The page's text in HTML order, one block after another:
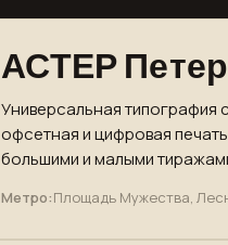
АСТЕР
Универсальная типография
офсетная и цифровая
большими и малыми
Метро:Площадь Мужества,